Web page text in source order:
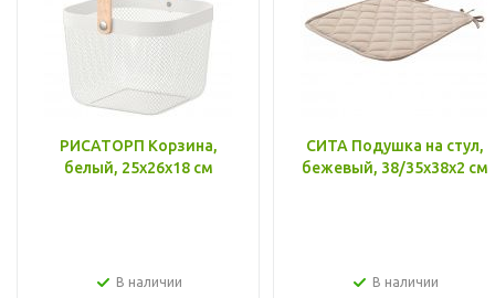
РИСАТОРП Корзина,
белый, 25x26x18 см
В наличии
СИТА Подушка на стул,
бежевый, 38/35x38x2 см
В наличии